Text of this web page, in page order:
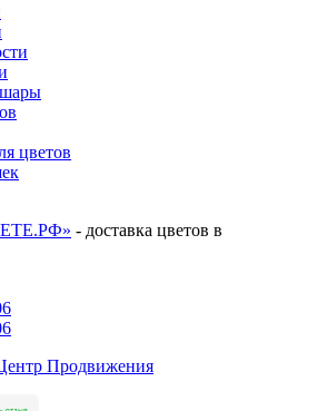
цветов
- доставка цветов в
Продвижения